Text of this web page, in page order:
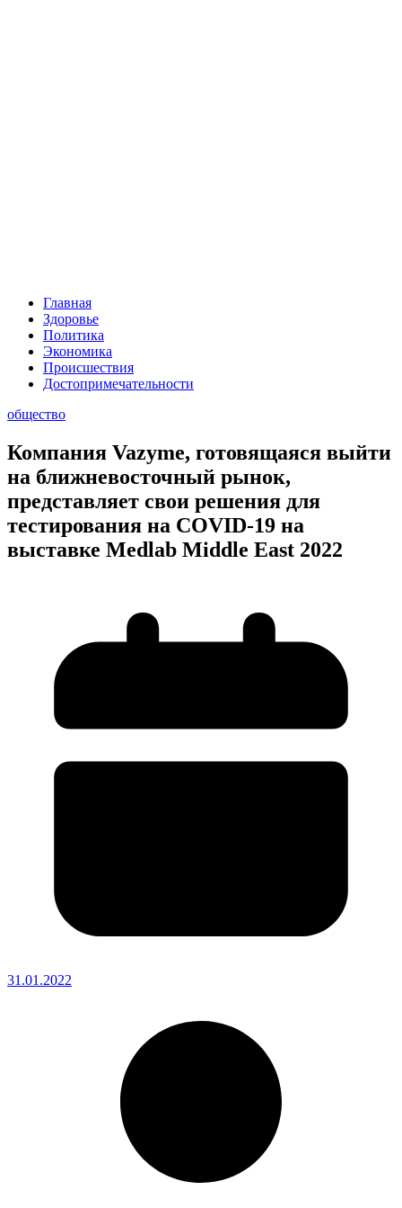
Главная
Здоровье
Политика
Экономика
Происшествия
Достопримечательности
общество
Компания Vazyme, готовящаяся выйти
на ближневосточный рынок,
представляет свои решения для
тестирования на COVID-19 на
выставке Medlab Middle East 2022
31.01.2022